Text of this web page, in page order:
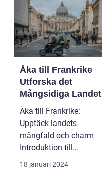
Åka till Frankrike
Utforska det
Mångsidiga Landet
Åka till Frankrike:
Upptäck landets
mångfald och charm
Introduktion till
Frankrike och dess
popular...
18 januari 2024